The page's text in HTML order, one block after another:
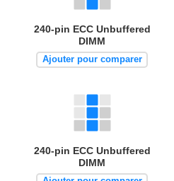
240-pin ECC Unbuffered
DIMM
Ajouter pour comparer
240-pin ECC Unbuffered
DIMM